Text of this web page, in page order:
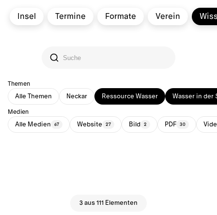
Insel Termine Formate Verein
Themen
Alle Themen Neckar Ressource Wasser Wasser in der
Medien
Alle Medien 67 Website 27 Bild 2 PDF 30
3 aus 111 Elementen